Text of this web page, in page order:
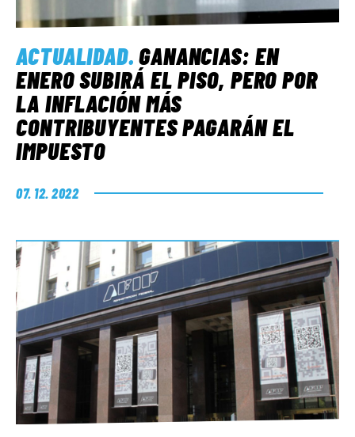
ACTUALIDAD.GANANCIAS: EN
ENERO SUBIRÁ EL PISO, PERO POR
LA INFLACIÓN MÁS
CONTRIBUYENTES PAGARÁN EL
IMPUESTO
07. 12. 2022